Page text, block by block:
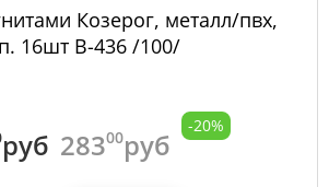
Козерог, металл/пвх,
16шт B-436 /100/
руб 28300руб
-20%